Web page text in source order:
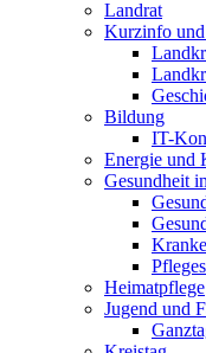
Landrat
Kurzinfo
Bildung
IT-
Energie und
Gesundheit
Heimatpflege
Jugend und